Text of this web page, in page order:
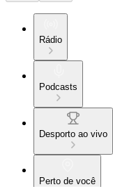
Rádio
Podcasts
Desporto ao vivo
Perto de você